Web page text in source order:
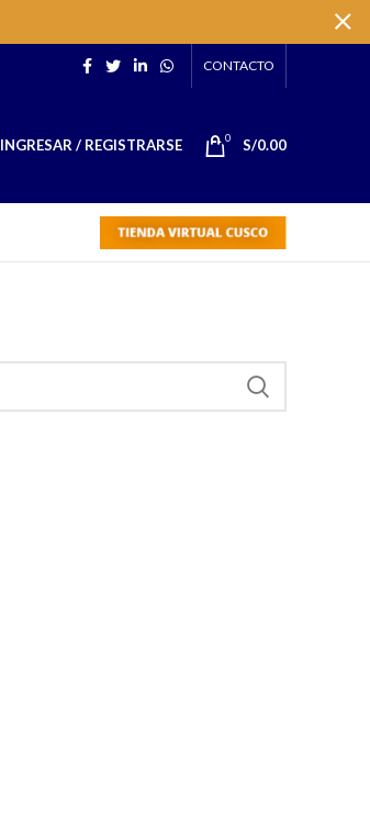
CONTACTO
INGRESAR / REGISTRARSE 0 S/0.00